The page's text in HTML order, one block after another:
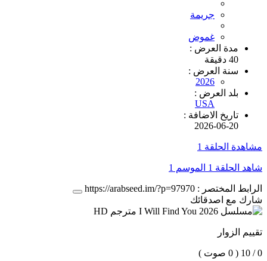
جريمة
غموض
مدة العرض :
40 دقيقة
سنة العرض :
2026
بلد العرض :
USA
تاريخ الاضافة :
2026-06-20
مشاهدة الحلقة 1
شاهد الحلقة 1 الموسم 1
الرابط المختصر : https://arabseed.im/?p=97970
شارك مع اصدقائك
تقييم الزوار
0 / 10 ( 0 صوت )